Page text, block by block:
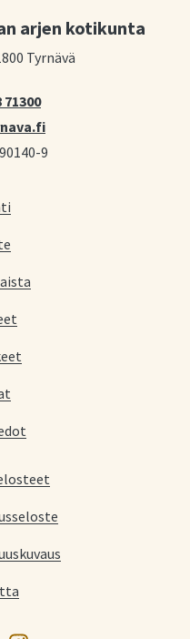
arjen kotikunta
Tyrnävä
71300
9